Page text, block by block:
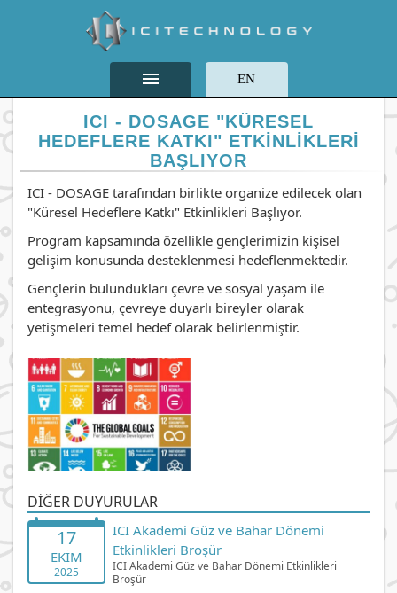
menu EN
ICI - DOSAGE "KÜRESEL
HEDEFLERE KATKI" ETKINLIKLERI
BAŞLIYOR
ICI - DOSAGE tarafından birlikte organize edilecek olan
"Küresel Hedeflere Katkı" Etkinlikleri Başlıyor.
Program kapsamında özellikle gençlerimizin kişisel
gelişim konusunda desteklenmesi hedeflenmektedir.
Gençlerin bulundukları çevre ve sosyal yaşam ile
entegrasyonu, çevreye duyarlı bireyler olarak
yetişmeleri temel hedef olarak belirlenmiştir.
DIĞER DUYURULAR
17
EKIM
2025
ICI Akademi Güz ve Bahar Dönemi
Etkinlikleri Broşür
ICI Akademi Güz ve Bahar Dönemi Etkinlikleri
Broşür